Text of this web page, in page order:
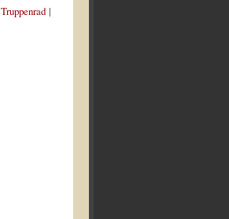
Truppenrad|